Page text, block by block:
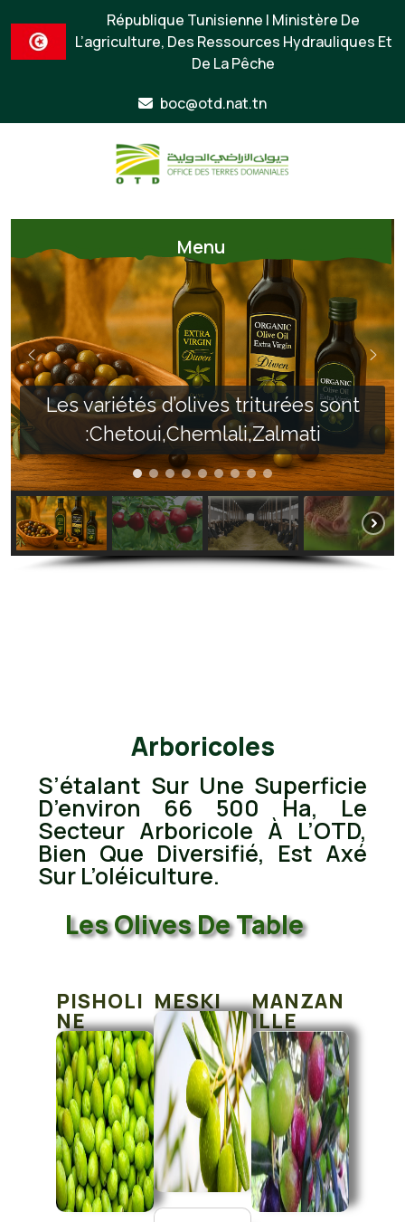
République Tunisienne | Ministère De
L’agriculture, Des Ressources Hydrauliques Et
De La Pêche
boc@otd.nat.tn
Menu
Les variétés d’olives triturées sont
:Chetoui,Chemlali,Zalmati
Arboricoles
S’étalant Sur Une Superficie
D’environ 66 500 Ha, Le
Secteur Arboricole À L’OTD,
Bien Que Diversifié, Est Axé
Sur L’oléiculture.
Les Olives De Table
PISHOLI
NE
MESKI MANZAN
ILLE